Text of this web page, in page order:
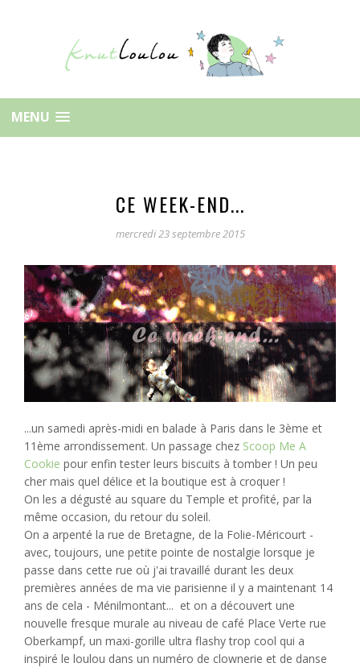
MENU
CE WEEK-END...
mercredi 23 septembre 2015
...un samedi après-midi en balade à Paris dans le 3ème et
11ème arrondissement. Un passage chez Scoop Me A
Cookie pour enfin tester leurs biscuits à tomber ! Un peu
cher mais quel délice et la boutique est à croquer !
On les a dégusté au square du Temple et profité, par la
même occasion, du retour du soleil.
On a arpenté la rue de Bretagne, de la Folie-Méricourt -
avec, toujours, une petite pointe de nostalgie lorsque je
passe dans cette rue où j'ai travaillé durant les deux
premières années de ma vie parisienne il y a maintenant 14
ans de cela - Ménilmontant... et on a découvert une
nouvelle fresque murale au niveau de café Place Verte rue
Oberkampf, un maxi-gorille ultra flashy trop cool qui a
inspiré le loulou dans un numéro de clownerie et de danse